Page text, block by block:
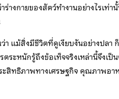
างกายของสัตว์ทำงานอย่างไรเท่
า แม้สิ่งมีชีวิตที่ดูเงียบงันอย่างปลา
ระหนักรู้ถึงข้อเท็จจริงเหล่านี้จึงเ
สิทธิภาพทางเศรษฐกิจ คุณภาพอา